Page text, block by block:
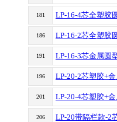
181
186
191
196
201
206